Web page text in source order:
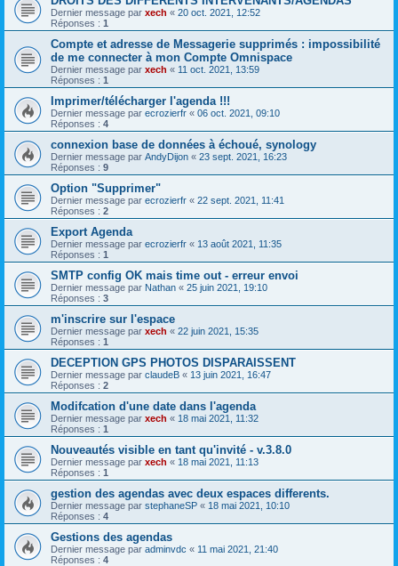
Dernier message par xech « 20 oct. 2021, 12:52
Réponses : 1
Compte et adresse de Messagerie supprimés : impossibilité
de me connecter à mon Compte Omnispace
Dernier message par xech « 11 oct. 2021, 13:59
Réponses : 1
Imprimer/télécharger l'agenda !!!
Dernier message par ecrozierfr « 06 oct. 2021, 09:10
Réponses : 4
connexion base de données à échoué, synology
Dernier message par AndyDijon « 23 sept. 2021, 16:23
Réponses : 9
Option "Supprimer"
Dernier message par ecrozierfr « 22 sept. 2021, 11:41
Réponses : 2
Export Agenda
Dernier message par ecrozierfr « 13 août 2021, 11:35
Réponses : 1
SMTP config OK mais time out - erreur envoi
Dernier message par Nathan « 25 juin 2021, 19:10
Réponses : 3
m'inscrire sur l'espace
Dernier message par xech « 22 juin 2021, 15:35
Réponses : 1
DECEPTION GPS PHOTOS DISPARAISSENT
Dernier message par claudeB « 13 juin 2021, 16:47
Réponses : 2
Modifcation d'une date dans l'agenda
Dernier message par xech « 18 mai 2021, 11:32
Réponses : 1
Nouveautés visible en tant qu'invité - v.3.8.0
Dernier message par xech « 18 mai 2021, 11:13
Réponses : 1
gestion des agendas avec deux espaces differents.
Dernier message par stephaneSP « 18 mai 2021, 10:10
Réponses : 4
Gestions des agendas
Dernier message par adminvdc « 11 mai 2021, 21:40
Réponses : 4